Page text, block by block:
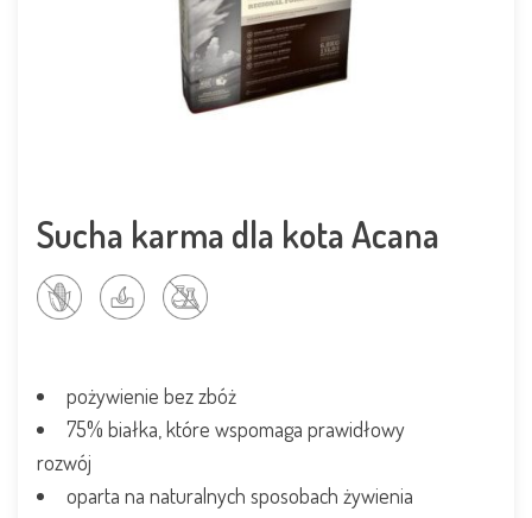
Sucha karma dla kota Acana
pożywienie bez zbóż
75% białka, które wspomaga prawidłowy
rozwój
oparta na naturalnych sposobach żywienia